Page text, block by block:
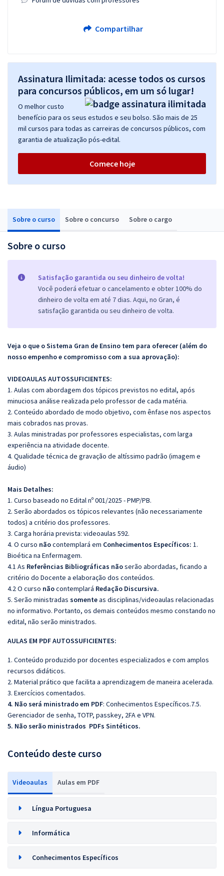
Sobre o curso Sobre o concurso Sobre o cargo
Sobre o curso
Satisfação garantida ou seu dinheiro de volta!
Você poderá efetuar o cancelamento e obter 100% do
dinheiro de volta em até 7 dias. Aqui, no Gran, é
satisfação garantida ou seu dinheiro de volta.
Veja o que o Sistema Gran de Ensino tem para oferecer (além do
nosso empenho e compromisso com a sua aprovação):
VIDEOAULAS AUTOSSUFICIENTES:
1. Aulas com abordagem dos tópicos previstos no edital, após
minuciosa análise realizada pelo professor de cada matéria.
2. Conteúdo abordado de modo objetivo, com ênfase nos aspectos
mais cobrados nas provas.
3. Aulas ministradas por professores especialistas, com larga
experiência na atividade docente.
4. Qualidade técnica de gravação de altíssimo padrão (imagem e
áudio)
Mais Detalhes:
1. Curso baseado no Edital nº 001/2025 - PMP/PB.
2. Serão abordados os tópicos relevantes (não necessariamente
todos) a critério dos professores.
3. Carga horária prevista: videoaulas 592.
4. O curso nãocontemplará em Conhecimentos Específicos: 1.
Bioética na Enfermagem.
4.1 As Referências Bibliográficas nãoserão abordadas, ficando a
critério do Docente a elaboração dos conteúdos.
4.2 O curso nãocontemplará Redação Discursiva.
5. Serão ministradas somenteas disciplinas/videoaulas relacionadas
no informativo. Portanto, os demais conteúdos mesmo constando no
edital, não serão ministrados.
AULAS EM PDF AUTOSSUFICIENTES:
1. Conteúdo produzido por docentes especializados e com amplos
recursos didáticos.
2. Material prático que facilita a aprendizagem de maneira acelerada.
3. Exercícios comentados.
4. Não será ministrado em PDF: Conhecimentos Específicos.7.5.
Gerenciador de senha, TOTP, passkey, 2FA e VPN.
5. Não serão ministrados PDFs Sintéticos.
Conteúdo deste curso
Videoaulas Aulas em PDF
Língua Portuguesa
Informática
Conhecimentos Específicos
Compartilhar
Assinatura Ilimitada: acesse todos os cursos
para concursos públicos, em um só lugar!
O melhor custo
benefício para os seus estudos e seu bolso. São mais de 25
mil cursos para todas as carreiras de concursos públicos, com
garantia de atualização pós-edital.
Comece hoje